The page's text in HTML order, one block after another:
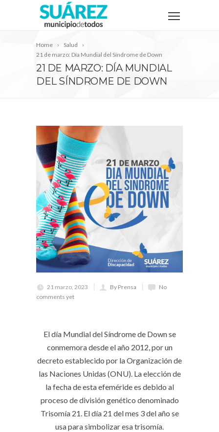
Home
Salud
21 de marzo: Día Mundial del Síndrome de Down
21 DE MARZO: DÍA MUNDIAL
DEL SÍNDROME DE DOWN
21 marzo, 2023 By Prensa
No
comments yet
El día Mundial del Síndrome de Down se
conmemora desde el año 2012, por un
decreto establecido por la Organización de
las Naciones Unidas (ONU). La elección de
la fecha de esta efeméride es debido al
proceso de división genético denominado
Trisomía 21. El día 21 del mes 3 del año se
usa para simbolizar esa trisomía.